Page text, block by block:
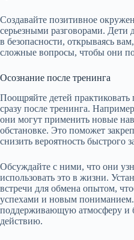
Создавайте позитивное
серьезными разговорами. Дети
в безопасности, открываясь
сложные вопросы, чтобы они
Осознание после тренинга
Поощряйте детей
сразу после тренинга.
они могут применить новые
обстановке. Это поможет
снизить вероятность быстрого
Обсуждайте с ними, что они
использовать это в жизни.
встречи для обмена опытом,
успехами и новым пониманием.
поддерживающую атмосферу и
действию.